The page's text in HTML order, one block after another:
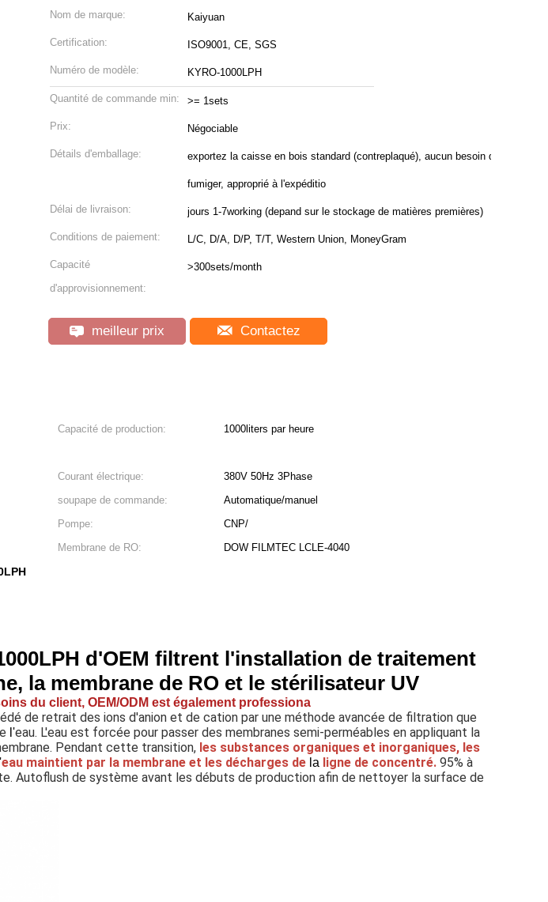
Nom de marque: Kaiyuan
Certification: ISO9001, CE, SGS
Numéro de modèle: KYRO-1000LPH
Quantité de commande min: >= 1sets
Prix: Négociable
Détails d'emballage: exportez la caisse en bois standard (contreplaqué), aucun besoin de
fumiger, approprié à l'expéditio
Délai de livraison: jours 1-7working (depand sur le stockage de matières premières)
Conditions de paiement: L/C, D/A, D/P, T/T, Western Union, MoneyGram
Capacité
d'approvisionnement:
>300sets/month
meilleur prix Contactez
Capacité de production: 1000liters par heure
Courant électrique:
380V 50Hz 3Phase
soupape de commande:
Automatique/manuel
Pompe:
CNP/
Membrane de RO:
DOW FILMTEC LCLE-4040
d'OEM filtrentl'installation de traitement
la membrane de RO et le stérilisateur UV
du client, OEM/ODM est également professiona
de retrait des ions d'anion et de cation par une méthode avancée de filtration que
l'eau. L'eau est forcée pour passer des membranes semi-perméables en appliquant la
Pendant cette transition, les substances organiques et inorganiques, les
l'eau maintient par la membrane et les décharges de la ligne de concentré. 95% à
Autoflush de système avant les débuts de production afin de nettoyer la surface de